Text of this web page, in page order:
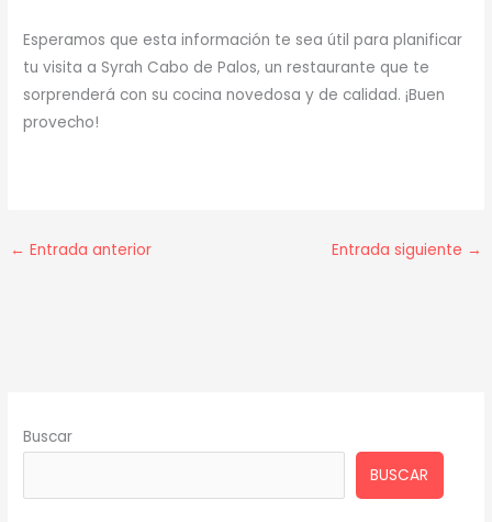
Esperamos que esta información te sea útil para planificar
tu visita a Syrah Cabo de Palos, un restaurante que te
sorprenderá con su cocina novedosa y de calidad. ¡Buen
provecho!
← Entrada anterior Entrada siguiente →
Buscar
BUSCAR